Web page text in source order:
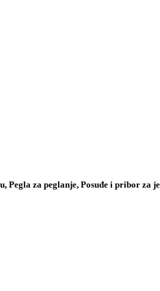
za peglanje, Posuđe i pribor za